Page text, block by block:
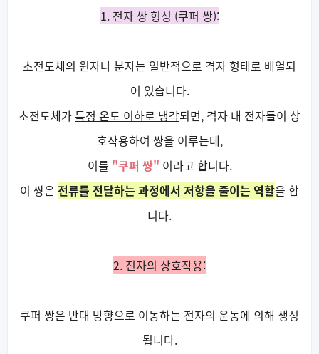
1. 전자 쌍 형성 (쿠퍼 쌍):
초전도체의 원자나 분자는 일반적으로 격자 형태로 배열되
어 있습니다.
초전도체가특정 온도 이하로 냉각되면, 격자 내 전자들이 상
호작용하여 쌍을 이루는데,
이를 "쿠퍼 쌍" 이라고 합니다.
이 쌍은 전류를 전달하는 과정에서 저항을 줄이는 역할을 합
니다.
2. 전자의 상호작용:
쿠퍼 쌍은 반대 방향으로 이동하는 전자의 운동에 의해 생성
됩니다.